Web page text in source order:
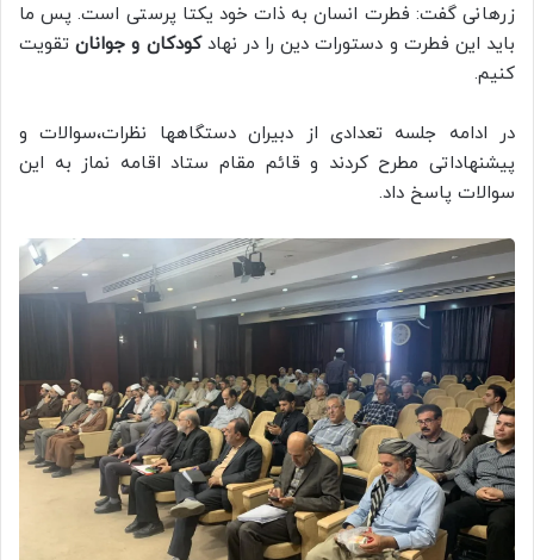
زرهانی گفت: فطرت انسان به ذات خود یکتا پرستی است. پس ما
باید این فطرت و دستورات دین را در نهادکودکان و جوانانتقویت
کنیم.
در ادامه جلسه تعدادی از دبیران دستگاهها نظرات،سوالات و
پیشنهاداتی مطرح کردند و قائم مقام ستاد اقامه نماز به این
سوالات پاسخ داد.